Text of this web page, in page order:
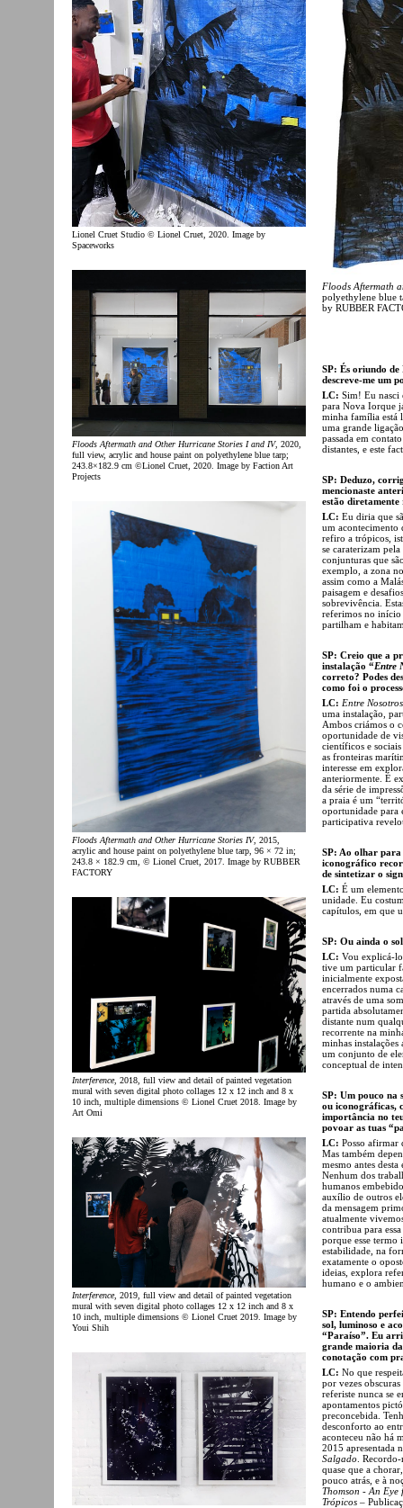
Lionel Cruet Studio © Lionel Cruet, 2020. Image by
Spaceworks
Floods Aftermath and Other Hurricane Stories I and IV, 2020,
full view, acrylic and house paint on polyethylene blue tarp;
243.8×182.9 cm ©Lionel Cruet, 2020. Image by Faction Art
Projects
Floods Aftermath and Other Hurricane Stories IV, 2015,
acrylic and house paint on polyethylene blue tarp, 96 × 72 in;
243.8 × 182.9 cm, © Lionel Cruet, 2017. Image by RUBBER
FACTORY
Interference, 2018, full view and detail of painted vegetation
mural with seven digital photo collages 12 x 12 inch and 8 x
10 inch, multiple dimensions © Lionel Cruet 2018. Image by
Art Omi
Interference, 2019, full view and detail of painted vegetation
mural with seven digital photo collages 12 x 12 inch and 8 x
10 inch, multiple dimensions © Lionel Cruet 2019. Image by
Youi Shih
Floods Aftermath
polyethylene blue
by RUBBER
SP: És oriundo
descreve-me um
LC: Sim! Eu nasci
para Nova Iorque
minha família está
uma grande
passada em
distantes, e este
SP: Deduzo,
mencionaste
estão
LC: Eu diria que
um acontecimento
refiro a trópicos,
se caraterizam
conjunturas que
exemplo, a zona
assim como a
paisagem e
sobrevivência.
referimos no início
partilham e
SP: Creio que a
instalação “Entre
correto? Podes
como foi o
LC: Entre
uma instalação,
Ambos criámos o
oportunidade de
científicos e sociais
as fronteiras
interesse em
anteriormente. É
da série de
a praia é um
oportunidade para
participativa
SP: Ao olhar para
iconográfico
de sintetizar o
LC: É um
unidade. Eu
capítulos, em que
SP: Ou ainda o
LC: Vou explicá-
tive um particular
inicialmente
encerrados numa
através de uma
partida
distante num
recorrente na
minhas
um conjunto de
conceptual de
SP: Um pouco na
ou iconográficas,
importância no
povoar as tuas
LC: Posso afirmar
Mas também
mesmo antes
Nenhum dos
humanos
auxílio de outros
da mensagem
atualmente
contribua para
porque esse termo
estabilidade, na
exatamente o
ideias, explora
humano e o
SP: Entendo
sol, luminoso e
“Paraíso”. Eu
grande maioria
conotação com
LC: No que
por vezes
referiste nunca se
apontamentos
preconcebida.
desconforto ao
aconteceu não há
2015 apresentada
Salgado .
quase que a
pouco atrás, e à
Thomson - An Eye
Trópicos –